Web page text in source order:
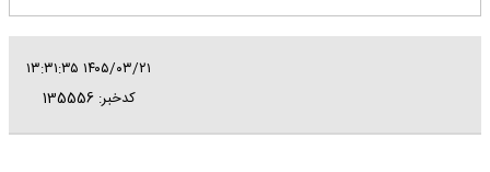
۱۴۰۵/۰۳/۲۱ ۱۳:۳۱:۳۵
کدخبر: 135556